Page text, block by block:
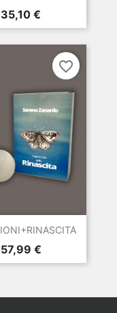
Prezzo
35,10 €
Prezzo
57,99 €
favorite_border